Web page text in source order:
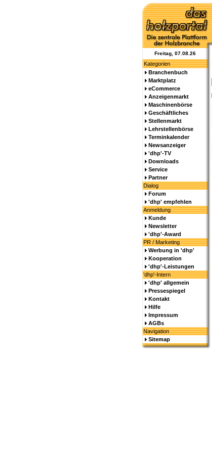
Freitag, 07.08.26
Kategorien
Branchenbuch
Marktplatz
eCommerce
Anzeigenmarkt
Maschinenbörse
Geschäftliches
Stellenmarkt
Lehrstellenbörse
Terminkalender
Newsanzeiger
'dhp'-TV
Downloads
Service
Partner
Dialog
Forum
'dhp' empfehlen
Anmeldung
Kunde
Newsletter
'dhp'-Award
PR / Marketing
Werbung in 'dhp'
Kooperation
'dhp'-Leistungen
'dhp'-Intern
'dhp' allgemein
Pressespiegel
Kontakt
Hilfe
Impressum
AGBs
Navigation
Sitemap